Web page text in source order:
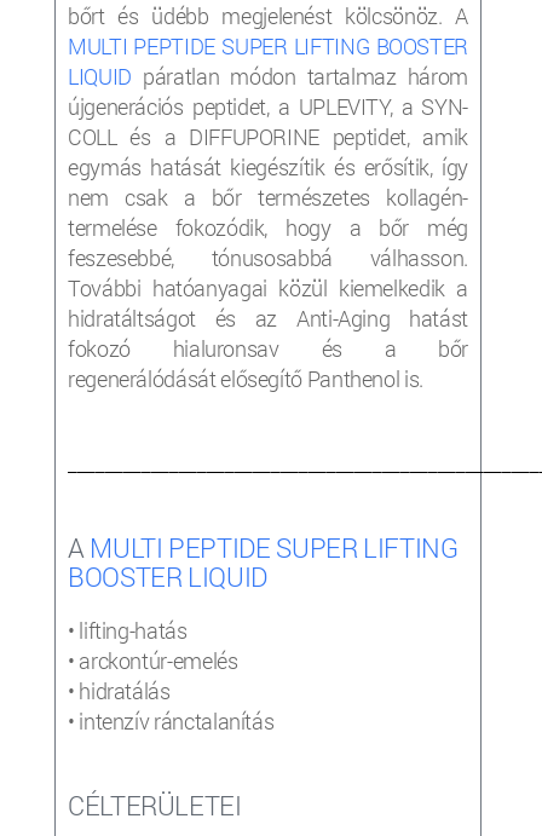
bőrt és üdébb megjelenést kölcsönöz. A
MULTI PEPTIDE SUPER LIFTING BOOSTER
LIQUID páratlan módon tartalmaz három
újgenerációs peptidet, a UPLEVITY, a SYN-
COLL és a DIFFUPORINE peptidet, amik
egymás hatását kiegészítik és erősítik, így
nem csak a bőr természetes kollagén-
termelése fokozódik, hogy a bőr még
feszesebbé, tónusosabbá válhasson.
További hatóanyagai közül kiemelkedik a
hidratáltságot és az Anti-Aging hatást
fokozó hialuronsav és a bőr
regenerálódását elősegítő Panthenol is.
A MULTI PEPTIDE SUPER LIFTING
BOOSTER LIQUID
• lifting-hatás
• arckontúr-emelés
• hidratálás
• intenzív ránctalanítás
CÉLTERÜLETEI